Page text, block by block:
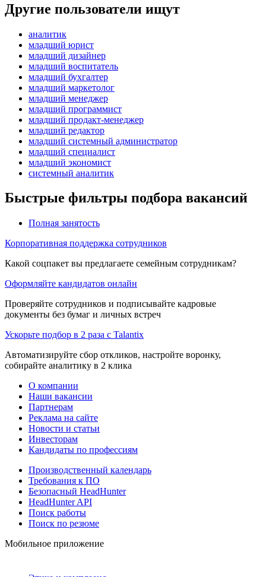
Другие пользователи ищут
аналитик
младший юрист
младший дизайнер
младший воспитатель
младший бухгалтер
младший маркетолог
младший менеджер
младший программист
младший продакт-менеджер
младший редактор
младший системный администратор
младший специалист
младший экономист
системный аналитик
Быстрые фильтры подбора вакансий
Полная занятость
Корпоративная поддержка сотрудников
Какой соцпакет вы предлагаете семейным сотрудникам?
Оформляйте кандидатов онлайн
Проверяйте сотрудников и подписывайте кадровые
документы без бумаг и личных встреч
Ускорьте подбор в 2 раза с Talantix
Автоматизируйте сбор откликов, настройте воронку,
собирайте аналитику в 2 клика
О компании
Наши вакансии
Партнерам
Реклама на сайте
Новости и статьи
Инвесторам
Кандидаты по профессиям
Производственный календарь
Требования к ПО
Безопасный HeadHunter
HeadHunter API
Поиск работы
Поиск по резюме
Мобильное приложение